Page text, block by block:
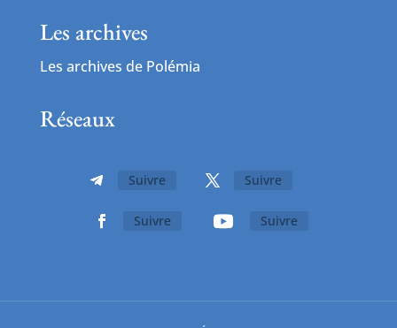
Les archives
Les archives de Polémia
Réseaux
Suivre Suivre
Suivre Suivre